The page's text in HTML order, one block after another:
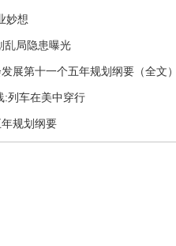
妙想
乱局隐患曝光
展第十一个五年规划纲要（全文
:列车在美中穿行
规划纲要